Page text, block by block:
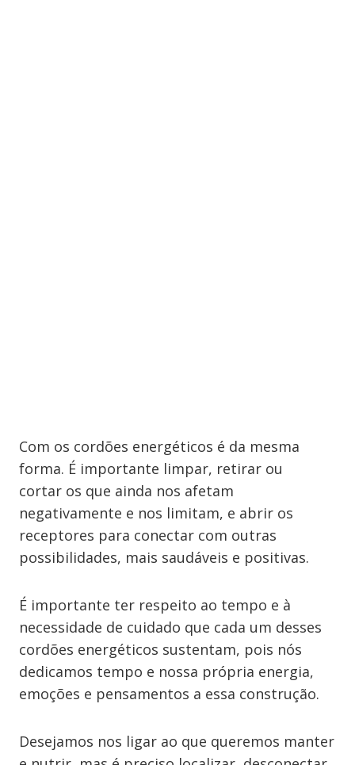
Com os cordões energéticos é da mesma
forma. É importante limpar, retirar ou
cortar os que ainda nos afetam
negativamente e nos limitam, e abrir os
receptores para conectar com outras
possibilidades, mais saudáveis e positivas.
É importante ter respeito ao tempo e à
necessidade de cuidado que cada um desses
cordões energéticos sustentam, pois nós
dedicamos tempo e nossa própria energia,
emoções e pensamentos a essa construção.
Desejamos nos ligar ao que queremos manter